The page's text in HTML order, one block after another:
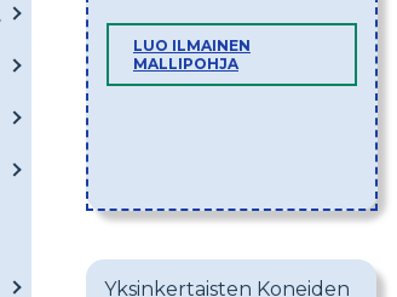
LUO ILMAINEN
MALLIPOHJA
Yksinkertaisten Koneiden